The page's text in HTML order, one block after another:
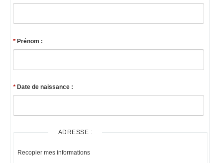
*Prénom :
*Date de naissance :
ADRESSE :
Recopier mes informations